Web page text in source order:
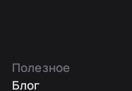
Полезное
Блог